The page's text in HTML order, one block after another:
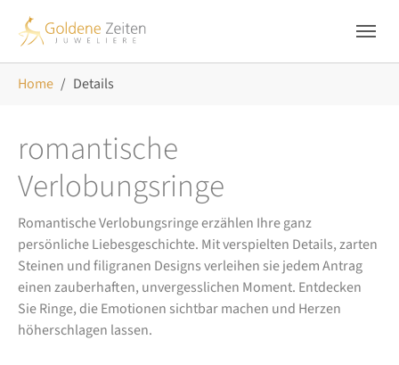
Home Details
romantische
Verlobungsringe
Romantische Verlobungsringe erzählen Ihre ganz
persönliche Liebesgeschichte. Mit verspielten Details, zarten
Steinen und filigranen Designs verleihen sie jedem Antrag
einen zauberhaften, unvergesslichen Moment. Entdecken
Sie Ringe, die Emotionen sichtbar machen und Herzen
höherschlagen lassen.